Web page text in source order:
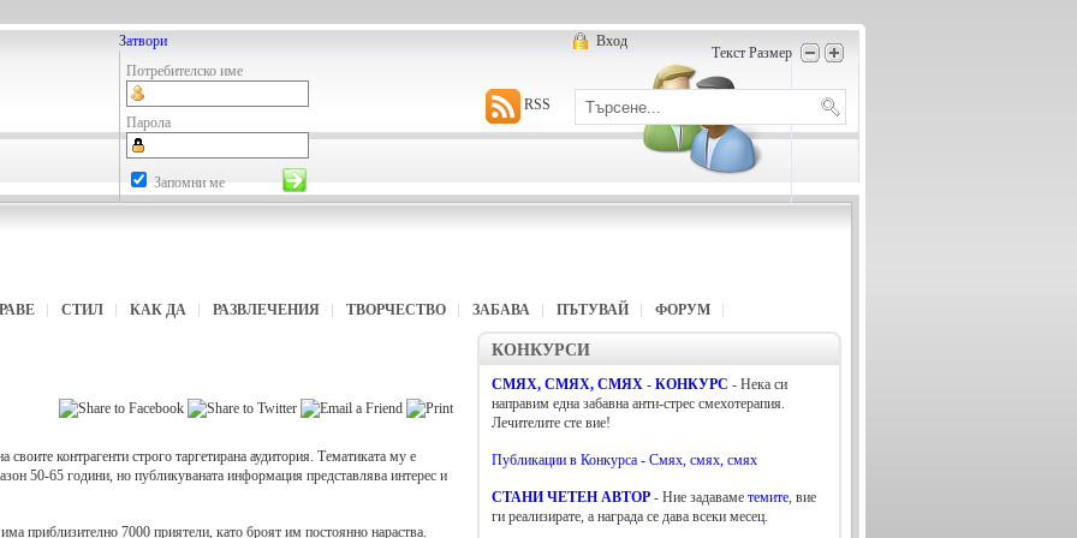
Текст Размер
Вход
Затвори
Потребителско име
Парола
Запомни ме
RSS
СТИЛ КАК ДА РАЗВЛЕЧЕНИЯ ТВОРЧЕСТВО ЗАБАВА ПЪТУВАЙ ФОРУМ
КОНКУРСИ
СМЯХ, СМЯХ, СМЯХ - КОНКУРС - Нека си
направим една забавна анти-стрес смехотерапия.
Лечителите сте вие!
Публикации в Конкурса - Смях, смях, смях
СТАНИ ЧЕТЕН АВТОР - Ние задаваме темите, вие
ги реализирате, а награда се дава всеки месец.
контрагенти строго таргетирана аудитория. Тематиката му е
50-65 години, но публикуваната информация представлява интерес и
приблизително 7000 приятели, като броят им постоянно нараства.